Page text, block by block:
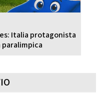
Italia protagonista